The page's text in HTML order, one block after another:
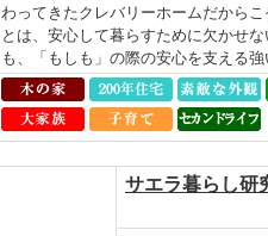
わってきたクレバリーホームだから
とは、安心して暮らすために欠かせ
も、「もしも」の際の安心を支える
サエラ暮らし研